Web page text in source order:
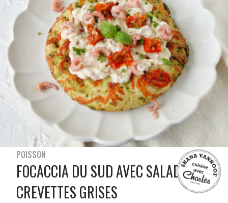
POISSON
FOCACCIA DU SUD AVEC SALADE DE
CREVETTES GRISES